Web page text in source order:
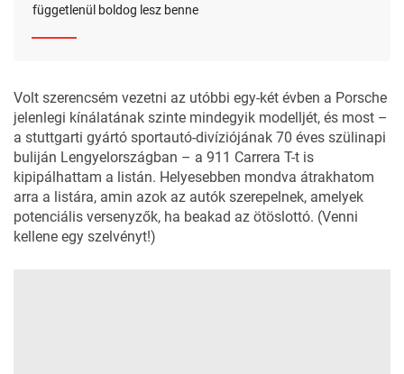
függetlenül boldog lesz benne
Volt szerencsém vezetni az utóbbi egy-két évben a Porsche
jelenlegi kínálatának szinte mindegyik modelljét, és most –
a stuttgarti gyártó sportautó-divíziójának 70 éves szülinapi
buliján Lengyelországban – a 911 Carrera T-t is
kipipálhattam a listán. Helyesebben mondva átrakhatom
arra a listára, amin azok az autók szerepelnek, amelyek
potenciális versenyzők, ha beakad az ötöslottó. (Venni
kellene egy szelvényt!)